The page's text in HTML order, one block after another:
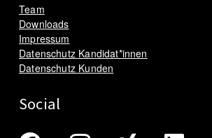
Team
Downloads
Impressum
Datenschutz Kandidat*innen
Datenschutz Kunden
Social